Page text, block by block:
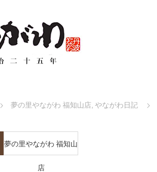
夢の里やながわ 福知山店, やながわ日記
夢の里やながわ 福知山
店